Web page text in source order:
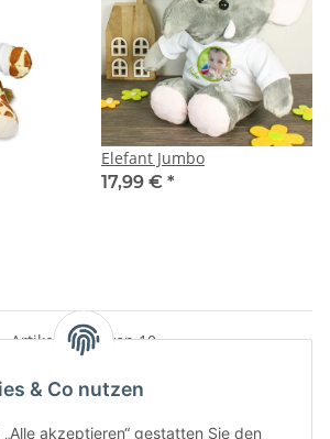
Elefant Jumbo
17,99 € *
Artikel 1 - 10 von 10
& Co nutzen
akzeptieren“ gestatten Sie den